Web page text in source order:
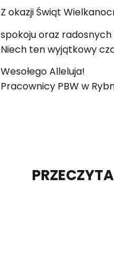
Z oka­zji Świąt
spo­ko­ju oraz
Niech ten wy­jąt­ko­wy
We­so­łe­go Al­le­lu­ja!
Pra­cow­ni­cy PBW w